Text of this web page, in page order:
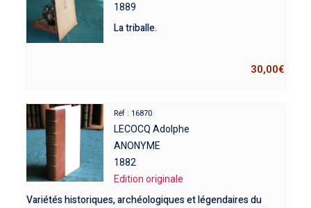
1889
La triballe.
30,00€
Réf : 16870
LECOCQ Adolphe
ANONYME
1882
Edition originale
Variétés historiques, archéologiques et légendaires du